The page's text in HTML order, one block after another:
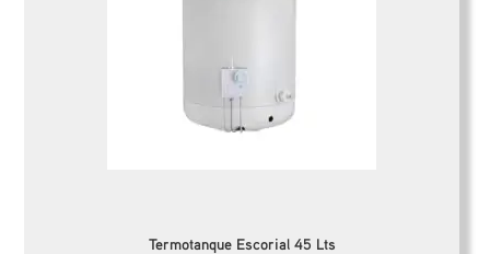
Termotanque Escorial 45 Lts